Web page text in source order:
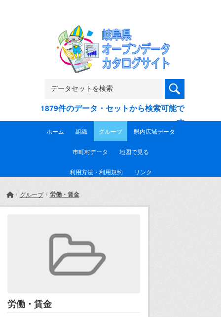
1879件のデータ・セットから検索可能で
す
ホーム 組織 グループ 県内広域データ
市町村データ 地図で見る
利用方法・利用規約 リンク
グループ 労働・賃金
労働・賃金